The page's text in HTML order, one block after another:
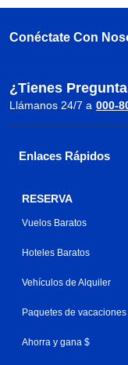
Conéctate Con
¿Tienes
Llámanos 24/7 a 000-
Enlaces Rápidos
RESERVA
Vuelos Baratos
Hoteles Baratos
Vehículos de Alquiler
Paquetes de vacaciones
Ahorra y gana $